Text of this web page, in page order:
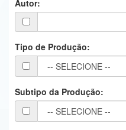
Secretaria-Geral
Secretaria de Governo
Gabinete de Segurança Institucional
Advocacia-Geral da União
Banco Central do Brasil
Autor:
Tipo de Produção:
Subtipo da Produção: